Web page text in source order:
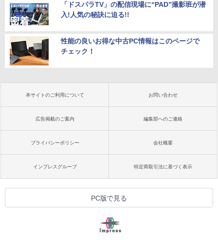
「ドスパラTV」の配信現場に“PAD”撮影班が潜
入!人気の秘訣に迫る!!
性能の良いお得な中古PC情報はこのページで
チェック！
本サイトのご利用について お問い合わせ
広告掲載のご案内 編集部へのご連絡
プライバシーポリシー 会社概要
インプレスグループ 特定商取引法に基づく表示
PC版で見る